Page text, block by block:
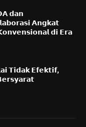
𝗱𝗮𝗻
𝗔𝗻𝗴𝗸𝗮𝘁
𝗱𝗶 𝗘𝗿𝗮
𝗧𝗶𝗱𝗮𝗸 𝗘𝗳𝗲𝗸𝘁𝗶𝗳,